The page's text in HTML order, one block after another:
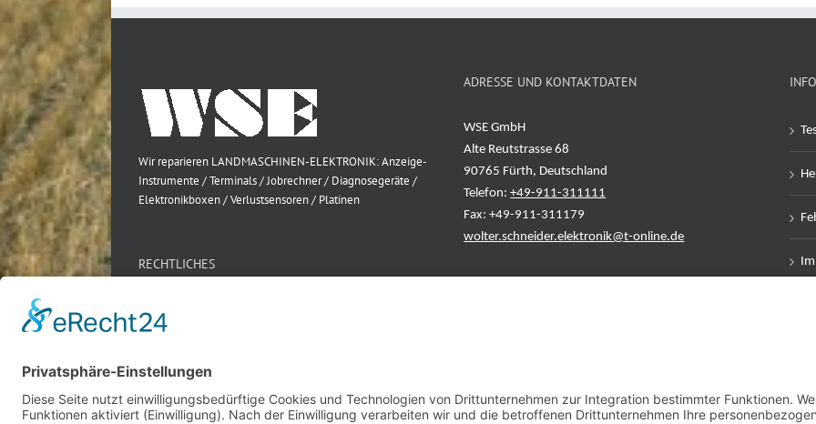
Wir reparieren LANDMASCHINEN-ELEKTRONIK: Anzeige-
Instrumente / Terminals / Jobrechner / Diagnosegeräte /
Elektronikboxen / Verlustsensoren / Platinen
RECHTLICHES
Impressum
AGB
ADRESSE UND KONTAKTDATEN
WSE GmbH
Alte Reutstrasse 68
90765 Fürth, Deutschland
Telefon:+49-911-311111
Fax: +49-911-311179
wolter.schneider.elektronik@t-online.de